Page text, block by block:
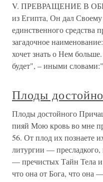
V. ПРЕВРАЩЕНИЕ В
из Египта, Он дал Своему
единственного средства
загадочное
хочет знать о Нем
будет", – иными
Плоды
Плоды достойного
пияй Мою кровь во мне
56. От плод их познаете
литургии —
— пречистых Тайн Тела
что она от Бога, что она